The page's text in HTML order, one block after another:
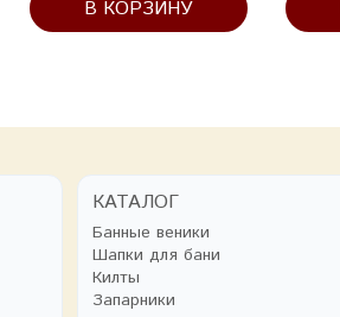
В КОРЗИНУ
КАТАЛОГ
Банные веники
Шапки для бани
Килты
Запарники